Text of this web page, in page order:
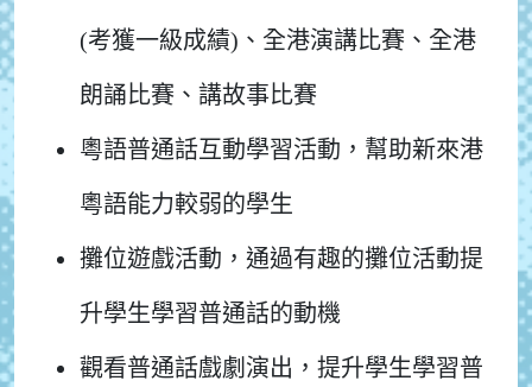
(考獲一級成績)、全港演講比賽、全港
朗誦比賽、講故事比賽
粵語普通話互動學習活動，幫助新來港
粵語能力較弱的學生
攤位遊戲活動，通過有趣的攤位活動提
升學生學習普通話的動機
觀看普通話戲劇演出，提升學生學習普